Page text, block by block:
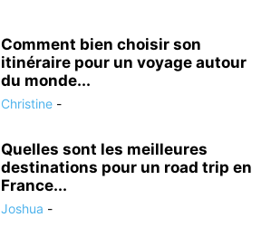
Comment bien choisir son
itinéraire pour un voyage autour
du monde...
Christine -
Quelles sont les meilleures
destinations pour un road trip en
France...
Joshua -